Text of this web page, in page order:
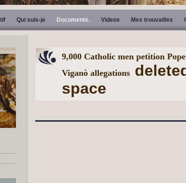
Qui suis-je Documents. Videos Mes trouvailles
9,000 Catholic men petition
Viganò allegations
space